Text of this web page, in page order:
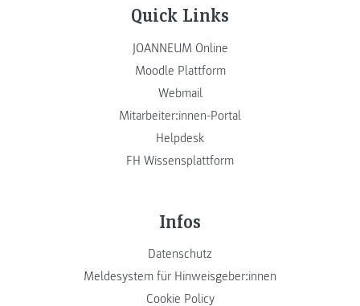
Quick Links
JOANNEUM Online
Moodle Plattform
Webmail
Mitarbeiter:innen-Portal
Helpdesk
FH Wissensplattform
Infos
Datenschutz
Meldesystem für Hinweisgeber:innen
Cookie Policy